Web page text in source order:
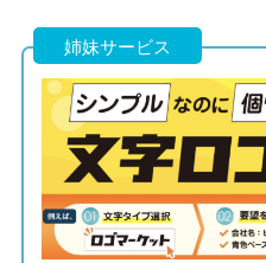
姉妹サービス